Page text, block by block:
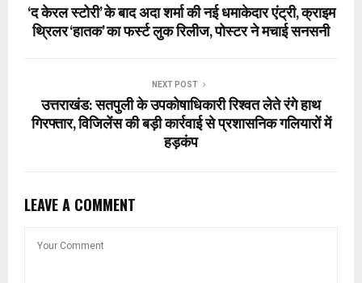
‘द केरल स्टोरी’ के बाद अदा शर्मा की नई धमाकेदार एंट्री, क्राइम
थ्रिलर ‘हातक’ का फर्स्ट लुक रिलीज, पोस्टर ने मचाई सनसनी
NEXT POST
उत्तराखंड: सतपुली के उपकोषाधिकारी रिश्वत लेते रंगे हाथ
गिरफ्तार, विजिलेंस की बड़ी कार्रवाई से प्रशासनिक गलियारों में
हड़कंप
LEAVE A COMMENT